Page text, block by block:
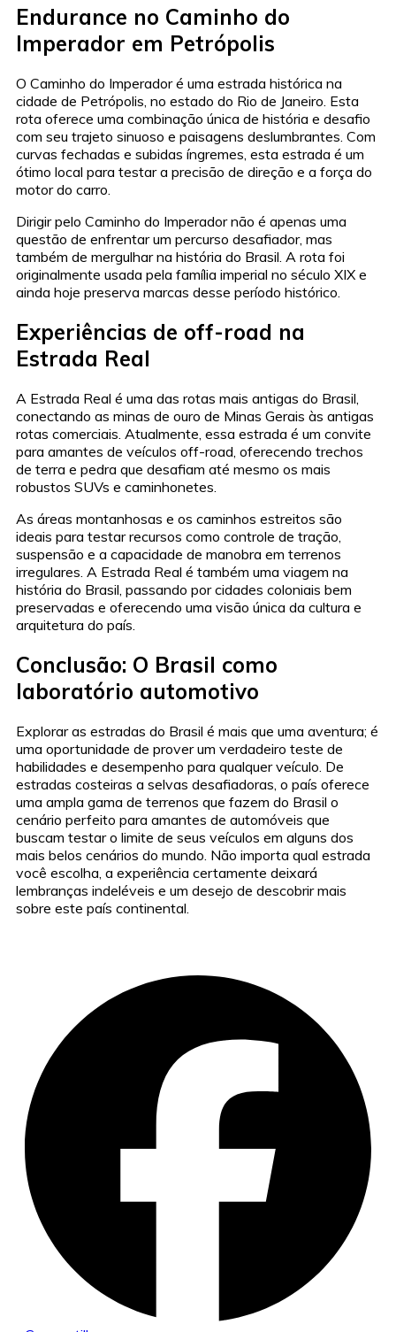
Endurance no Caminho do
Imperador em Petrópolis
O Caminho do Imperador é uma estrada histórica na
cidade de Petrópolis, no estado do Rio de Janeiro. Esta
rota oferece uma combinação única de história e desafio
com seu trajeto sinuoso e paisagens deslumbrantes. Com
curvas fechadas e subidas íngremes, esta estrada é um
ótimo local para testar a precisão de direção e a força do
motor do carro.
Dirigir pelo Caminho do Imperador não é apenas uma
questão de enfrentar um percurso desafiador, mas
também de mergulhar na história do Brasil. A rota foi
originalmente usada pela família imperial no século XIX e
ainda hoje preserva marcas desse período histórico.
Experiências de off-road na
Estrada Real
A Estrada Real é uma das rotas mais antigas do Brasil,
conectando as minas de ouro de Minas Gerais às antigas
rotas comerciais. Atualmente, essa estrada é um convite
para amantes de veículos off-road, oferecendo trechos
de terra e pedra que desafiam até mesmo os mais
robustos SUVs e caminhonetes.
As áreas montanhosas e os caminhos estreitos são
ideais para testar recursos como controle de tração,
suspensão e a capacidade de manobra em terrenos
irregulares. A Estrada Real é também uma viagem na
história do Brasil, passando por cidades coloniais bem
preservadas e oferecendo uma visão única da cultura e
arquitetura do país.
Conclusão: O Brasil como
laboratório automotivo
Explorar as estradas do Brasil é mais que uma aventura; é
uma oportunidade de prover um verdadeiro teste de
habilidades e desempenho para qualquer veículo. De
estradas costeiras a selvas desafiadoras, o país oferece
uma ampla gama de terrenos que fazem do Brasil o
cenário perfeito para amantes de automóveis que
buscam testar o limite de seus veículos em alguns dos
mais belos cenários do mundo. Não importa qual estrada
você escolha, a experiência certamente deixará
lembranças indeléveis e um desejo de descobrir mais
sobre este país continental.